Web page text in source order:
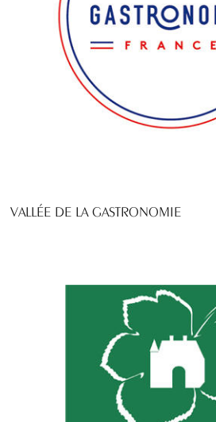
VALLÉE DE LA GASTRONOMIE